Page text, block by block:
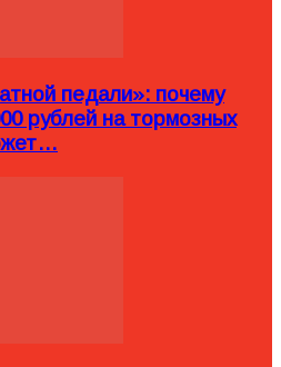
педали»: почему
рублей на тормозных